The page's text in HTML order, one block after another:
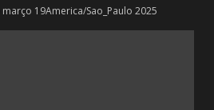
19America/Sao_Paulo 2025